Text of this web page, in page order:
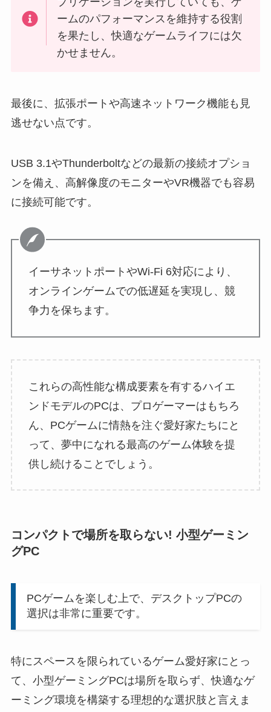
ームのパフォーマンスを維持する役割
を果たし、快適なゲームライフには欠
かせません。
最後に、拡張ポートや高速ネットワーク機能も見
逃せない点です。
USB 3.1やThunderboltなどの最新の接続オプショ
ンを備え、高解像度のモニターやVR機器でも容易
に接続可能です。
イーサネットポートやWi-Fi 6対応により、
オンラインゲームでの低遅延を実現し、競
争力を保ちます。
これらの高性能な構成要素を有するハイエ
ンドモデルのPCは、プロゲーマーはもちろ
ん、PCゲームに情熱を注ぐ愛好家たちにと
って、夢中になれる最高のゲーム体験を提
供し続けることでしょう。
コンパクトで場所を取らない! 小型ゲーミン
グPC
PCゲームを楽しむ上で、デスクトップPCの
選択は非常に重要です。
特にスペースを限られているゲーム愛好家にとっ
て、小型ゲーミングPCは場所を取らず、快適なゲ
ーミング環境を構築する理想的な選択肢と言えま